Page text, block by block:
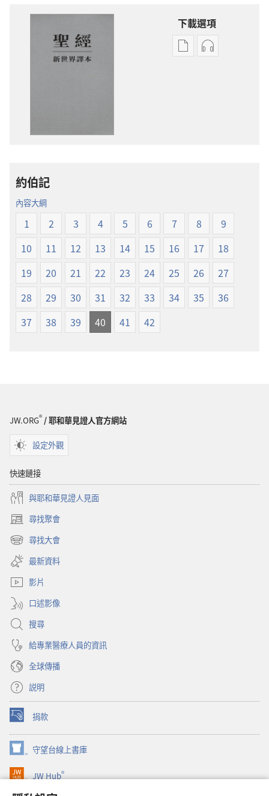
下載選項
電
新
界
錄
譯
約伯記
內容大綱
1 2 3 4 5 6 7 8
9
10
11 12 13 14 15 16 17
18
19
20 21 22 23 24 25 26
27
28
29 30 31 32 33 34 35
36
37
38 39 40 41 42
JW.ORG® / 耶和華見證人官方網站
設定外觀
快速鏈接
與耶和華見證人見面
尋找聚會
（開
啟
新
視
窗）
尋找大會
（開
啟
新
視
最新資料
影片
口述影像
搜尋
給專業醫療人員的資訊
全球傳播
説明
捐款
（開
啟
新
視
窗）
守望台線上書庫
（開
啟
新
JW Hub®
（開
啟